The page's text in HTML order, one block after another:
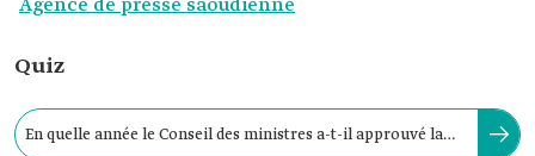
Agence de presse saoudienne
Quiz
En quelle année le Conseil des ministres a-t-il approuvé la